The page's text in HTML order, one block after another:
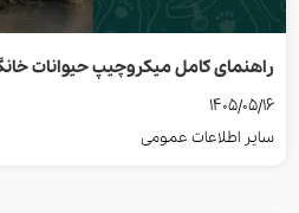
راهنمای کامل میکروچیپ حیوانات
استعلام
1405/05/16
سایر اطلاعات عمومی